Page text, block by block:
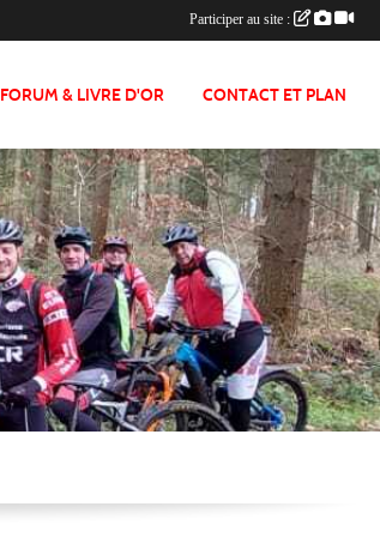
FORUM & LIVRE D'OR CONTACT ET PLAN
Participer au site :